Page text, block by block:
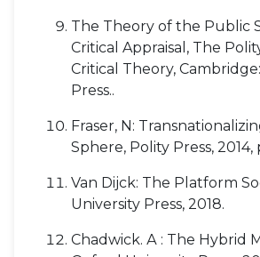
The Theory of the Public
Critical Appraisal, The
Critical Theory,
Press..
Fraser, N:
Sphere, Polity Press, 2014,
Van Dijck: The Platform
University Press, 2018.
Chadwick. А : The Hybrid